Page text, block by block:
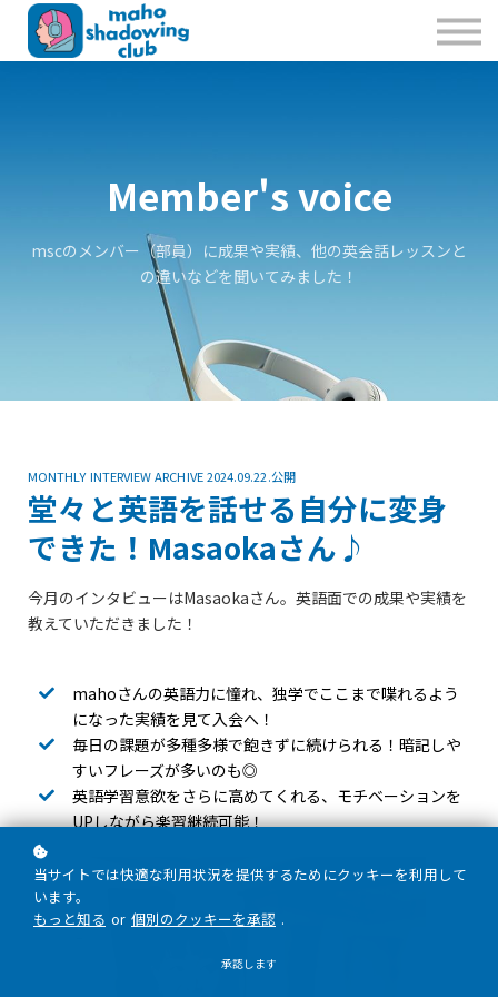
私たちのこと
お問合せ
Member's voice
mscのメンバー（部員）に成果や実績、他の英会話レッスンと
の違いなどを聞いてみました！
MONTHLY INTERVIEW ARCHIVE 2024.09.22.公開
堂々と英語を話せる自分に変身
できた！Masaokaさん♪
今月のインタビューはMasaokaさん。英語面での成果や実績を
教えていただきました！
mahoさんの英語力に憧れ、独学でここまで喋れるよう
になった実績を見て入会へ！
毎日の課題が多種多様で飽きずに続けられる！暗記しや
すいフレーズが多いのも◎
英語学習意欲をさらに高めてくれる、モチベーションを
UPしながら楽習継続可能！
当サイトでは快適な利用状況を提供するためにクッキーを利用して
います。
もっと知る or 個別のクッキーを承認 .
承認します